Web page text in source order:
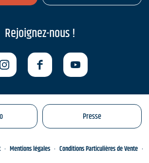
Rejoignez-nous !
Presse
Mentions légales
Conditions Particulières de Vente